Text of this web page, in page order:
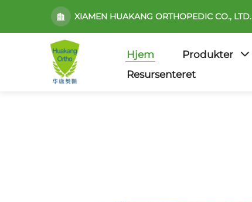
XIAMEN HUAKANG ORTHOPEDIC CO., LTD.
Hjem Produkter
Resursenteret